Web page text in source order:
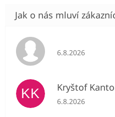
Hodnocení
6.8.2026
KK Kryštof
Hodnocení
6.8.2026